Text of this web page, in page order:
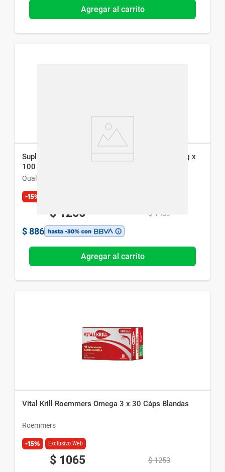
Agregar al carrito
Suplemento Dietario Qualivits Vitamina C 500 mg x
100 caps
Qualivits
-15%
$ 1266 $ 1489
$ 886
Agregar al carrito
Vital Krill Roemmers Omega 3 x 30 Cáps Blandas
Roemmers
-15% Exclusivo Web
$ 1065 $ 1253